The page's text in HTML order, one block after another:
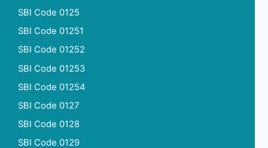
SBI Code 0125
SBI Code 01251
SBI Code 01252
SBI Code 01253
SBI Code 01254
SBI Code 0127
SBI Code 0128
SBI Code 0129